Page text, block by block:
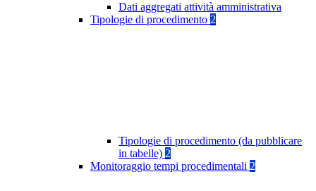
Dati aggregati attività amministrativa
Tipologie di procedimento 2
Tipologie di procedimento (da pubblicare
in tabelle) 2
Monitoraggio tempi procedimentali 2